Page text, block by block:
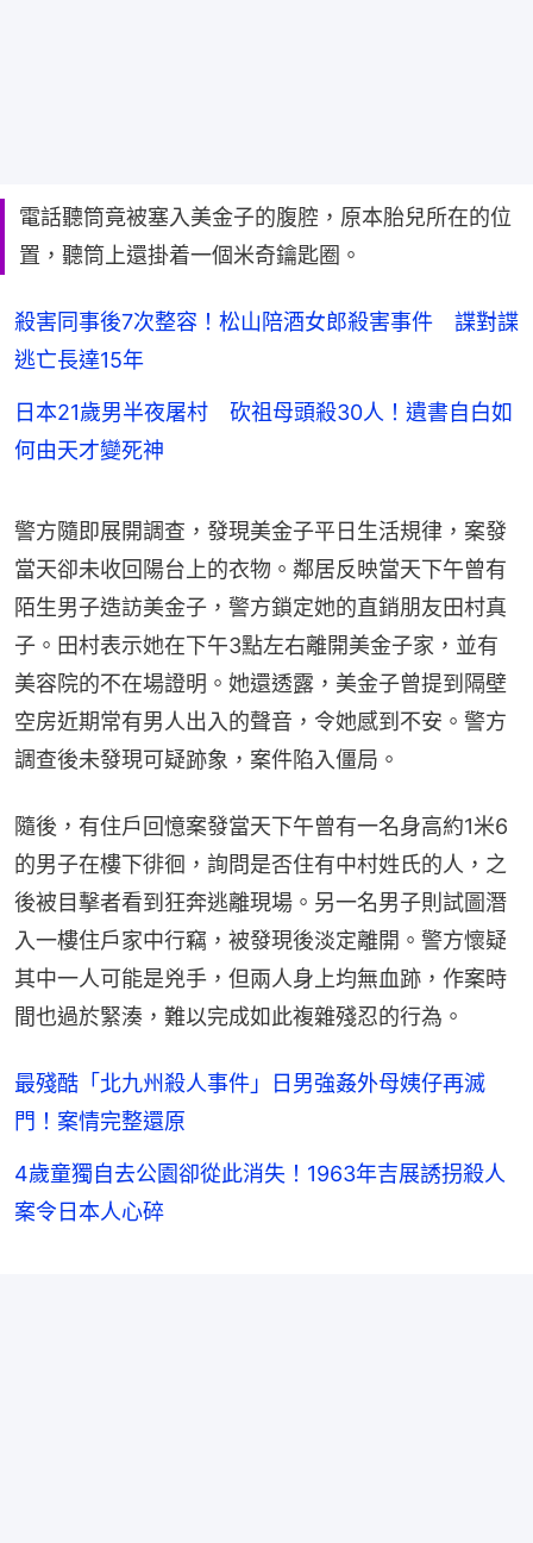
電話聽筒竟被塞入美金子的腹腔，原本胎兒所在的位
置，聽筒上還掛着一個米奇鑰匙圈。
殺害同事後7次整容！松山陪酒女郎殺害事件 諜對諜
逃亡長達15年
日本21歲男半夜屠村 砍祖母頭殺30人！遺書自白如
何由天才變死神
警方隨即展開調查，發現美金子平日生活規律，案發
當天卻未收回陽台上的衣物。鄰居反映當天下午曾有
陌生男子造訪美金子，警方鎖定她的直銷朋友田村真
子。田村表示她在下午3點左右離開美金子家，並有
美容院的不在場證明。她還透露，美金子曾提到隔壁
空房近期常有男人出入的聲音，令她感到不安。警方
調查後未發現可疑跡象，案件陷入僵局。
隨後，有住戶回憶案發當天下午曾有一名身高約1米6
的男子在樓下徘徊，詢問是否住有中村姓氏的人，之
後被目擊者看到狂奔逃離現場。另一名男子則試圖潛
入一樓住戶家中行竊，被發現後淡定離開。警方懷疑
其中一人可能是兇手，但兩人身上均無血跡，作案時
間也過於緊湊，難以完成如此複雜殘忍的行為。
最殘酷「北九州殺人事件」日男強姦外母姨仔再滅
門！案情完整還原
4歲童獨自去公園卻從此消失！1963年吉展誘拐殺人
案令日本人心碎